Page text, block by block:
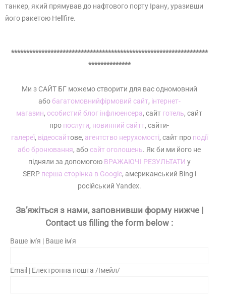
танкер, який прямував до нафтового порту Ірану, уразивши
його ракетою Hellfire.
*****************************************************************
**************
Ми з САЙТ БГ можемо створити для вас одномовний
абобагатомовнийфірмовий сайт, інтернет-
магазин, особистий блог інфлюенсера, сайт готель, сайт
про послуги, новинний сайтт, сайти-
галереї, відеосайтове, агентство нерухомості, сайт про події
або бронювання, абосайт оголошень. Як би ми його не
підняли за допомогою ВРАЖАЮЧІ РЕЗУЛЬТАТИ у
SERP перша сторінка в Google, американський Bing і
російський Yandex.
Зв’яжіться з нами, заповнивши форму нижче |
Contact us filling the form below :
Ваше ім'я | Ваше ім'я
Email | Електронна пошта /Імейл/